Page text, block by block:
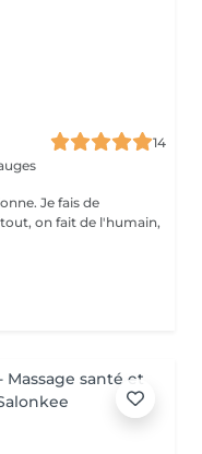
14
de
on fait de l'humain,